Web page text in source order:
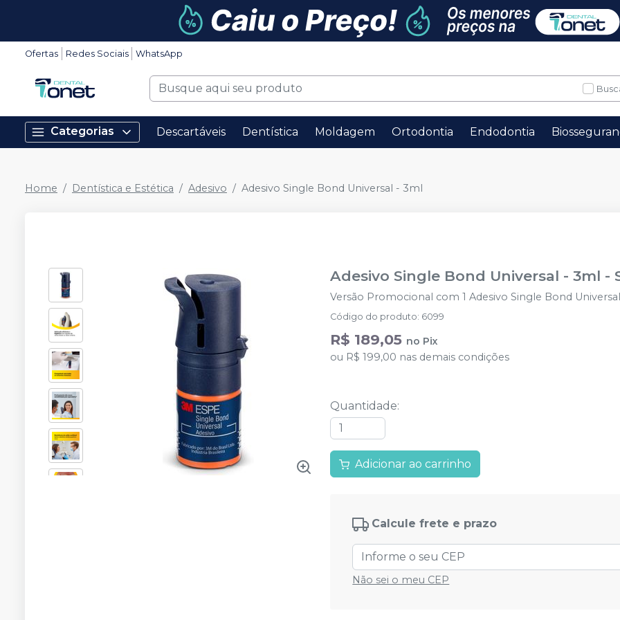
Ofertas Redes Sociais WhatsApp
Categorias Descartáveis Dentística Moldagem Ortodontia Endodontia
Home Dentística e Estética Adesivo Adesivo Single Bond Universal - 3ml
Adesivo Single Bond Universal - 3ml -
Versão Promocional com 1 Adesivo Single Bond
Código do produto: 6099
R$ 189,05 no Pix
ou R$ 199,00 nas demais condições
Quantidade:
Adicionar ao carrinho
Calcule frete e prazo
Não sei o meu CEP